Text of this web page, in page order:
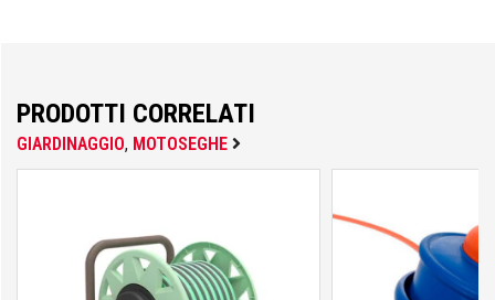
PRODOTTI CORRELATI
GIARDINAGGIO, MOTOSEGHE
Monge
Montolit